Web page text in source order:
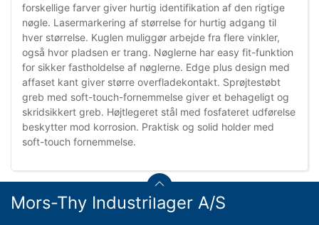
forskellige farver giver hurtig identifikation af den rigtige
nøgle. Lasermarkering af størrelse for hurtig adgang til
hver størrelse. Kuglen muliggør arbejde fra flere vinkler,
også hvor pladsen er trang. Nøglerne har easy fit-funktion
for sikker fastholdelse af nøglerne. Edge plus design med
affaset kant giver større overfladekontakt. Sprøjtestøbt
greb med soft-touch-fornemmelse giver et behageligt og
skridsikkert greb. Højtlegeret stål med fosfateret udførelse
beskytter mod korrosion. Praktisk og solid holder med
soft-touch fornemmelse.
Mors-Thy Industrilager A/S